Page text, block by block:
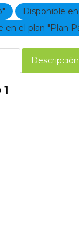
Disponible
en el plan "Plan
Descripción